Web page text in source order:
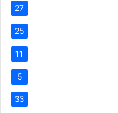
27
25
11
5
33